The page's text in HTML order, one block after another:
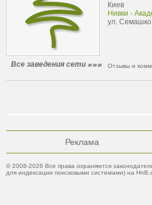
Киев
Нивки -
ул.
Все заведения сети Отзывы и
Реклама
© 2008-2026 Все права охраняются
для индексации поисковыми системами) на